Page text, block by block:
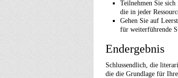
Teilnehmen Sie
die in jeder
Gehen Sie auf
für weiterführende
Endergebnis
Schlussendlich, die
die die Grundlage für